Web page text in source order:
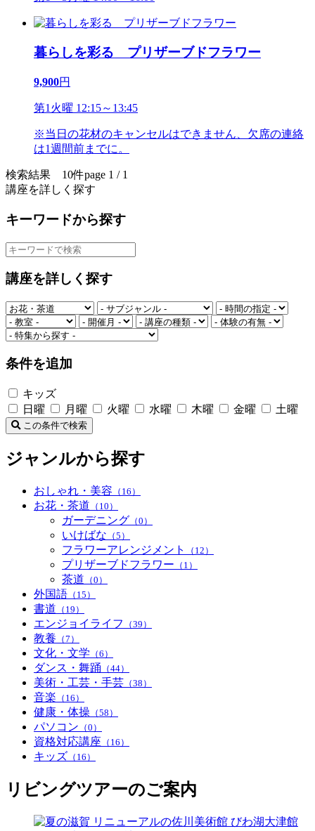
暮らしを彩る プリザーブドフラワー
9,900円
第1火曜 12:15～13:45
※当日の花材のキャンセルはできません、欠席の連絡
は1週間前までに。
検索結果 10件page 1 / 1
講座を詳しく探す
キーワードから探す
講座を詳しく探す
条件を追加
キッズ
日曜
月曜 火曜 水曜 木曜 金曜 土曜
この条件で検索
ジャンルから探す
おしゃれ・美容 （16）
お花・茶道 （10）
ガーデニング （0）
いけばな （5）
フラワーアレンジメント （12）
プリザーブドフラワー （1）
茶道 （0）
外国語 （15）
書道 （19）
エンジョイライフ （39）
教養 （7）
文化・文学 （6）
ダンス・舞踊 （44）
美術・工芸・手芸 （38）
音楽 （16）
健康・体操 （58）
パソコン （0）
資格対応講座 （16）
キッズ （16）
リビングツアーのご案内